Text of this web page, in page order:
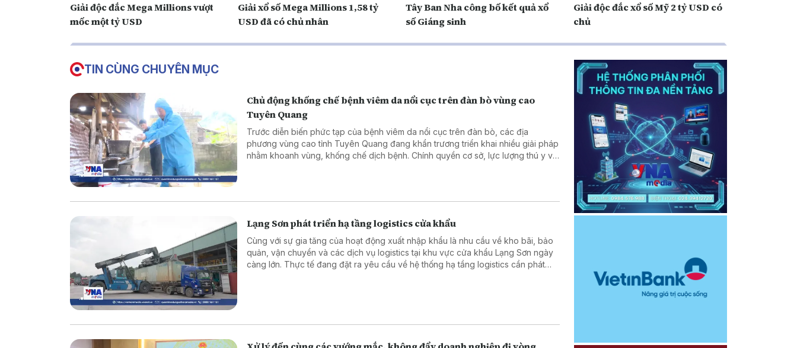
Giải độc đắc Mega Millions vượt
mốc một tỷ USD
Giải xổ số Mega Millions 1,58 tỷ
USD đã có chủ nhân
Tây Ban Nha công bố kết quả xổ
số Giáng sinh
Giải độc đắc xổ số Mỹ 2 tỷ USD có
chủ
TIN CÙNG CHUYÊN MỤC
Chủ động khống chế bệnh viêm da nổi cục trên đàn bò vùng cao
Tuyên Quang
Trước diễn biến phức tạp của bệnh viêm da nổi cục trên đàn bò, các địa
phương vùng cao tỉnh Tuyên Quang đang khẩn trương triển khai nhiều giải pháp
nhằm khoanh vùng, khống chế dịch bệnh. Chính quyền cơ sở, lực lượng thú y và
Lạng Sơn phát triển hạ tầng logistics cửa khẩu
Cùng với sự gia tăng của hoạt động xuất nhập khẩu là nhu cầu về kho bãi, bảo
quản, vận chuyển và các dịch vụ logistics tại khu vực cửa khẩu Lạng Sơn ngày
càng lớn. Thực tế đang đặt ra yêu cầu về hệ thống hạ tầng logistics cần phát